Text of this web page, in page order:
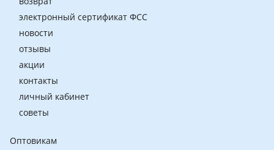
электронный сертификат ФСС
новости
отзывы
акции
контакты
личный кабинет
советы
Оптовикам